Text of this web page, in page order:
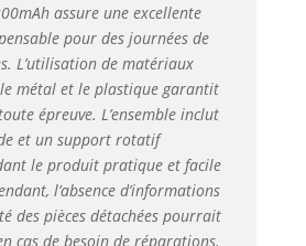
assure une excellente
pour des journées de
L’utilisation de matériaux
métal et le plastique garantit
épreuve. L’ensemble inclut
et un support rotatif
le produit pratique et facile
l’absence d’informations
des pièces détachées pourrait
cas de besoin de réparations.